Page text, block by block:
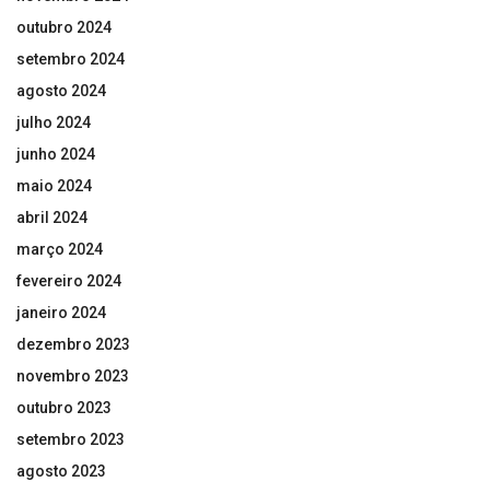
outubro 2024
setembro 2024
agosto 2024
julho 2024
junho 2024
maio 2024
abril 2024
março 2024
fevereiro 2024
janeiro 2024
dezembro 2023
novembro 2023
outubro 2023
setembro 2023
agosto 2023